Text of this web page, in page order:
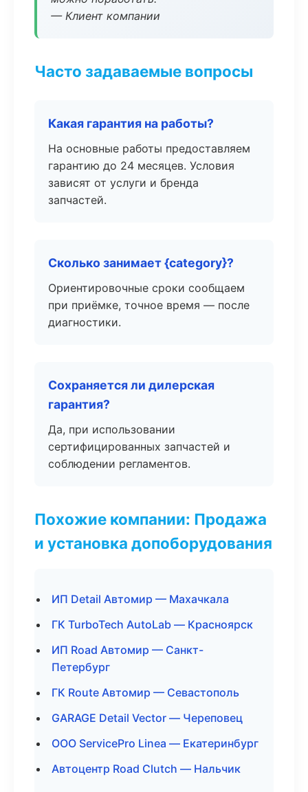
— Клиент компании
Часто задаваемые вопросы
Какая гарантия на работы?
На основные работы предоставляем
гарантию до 24 месяцев. Условия
зависят от услуги и бренда
запчастей.
Сколько занимает {category}?
Ориентировочные сроки сообщаем
при приёмке, точное время — после
диагностики.
Сохраняется ли дилерская
гарантия?
Да, при использовании
сертифицированных запчастей и
соблюдении регламентов.
Похожие компании: Продажа
и установка допоборудования
ИП Detail Автомир — Махачкала
ГК TurboTech AutoLab — Красноярск
ИП Road Автомир — Санкт-
Петербург
ГК Route Автомир — Севастополь
GARAGE Detail Vector — Череповец
ООО ServicePro Linea — Екатеринбург
Автоцентр Road Clutch — Нальчик